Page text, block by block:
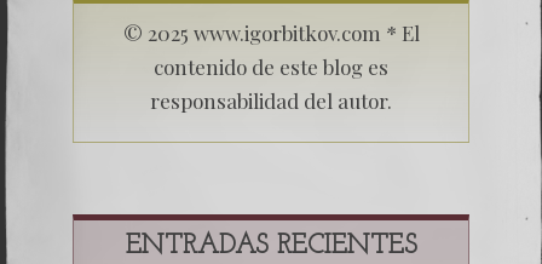
© 2025 www.igorbitkov.com * El
contenido de este blog es
responsabilidad del autor.
ENTRADAS RECIENTES